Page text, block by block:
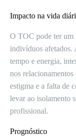
Impacto na vida
O TOC pode ter um
indivíduos afetados.
tempo e energia,
nos
estigma e a falta de
levar ao isolamento
profissional.
Prognóstico